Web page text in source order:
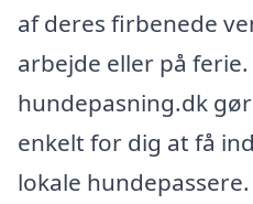
af deres firbenede
arbejde eller på
hundepasning.dk
enkelt for dig at få
lokale